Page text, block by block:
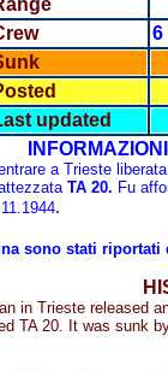
6
updated
INFORMAZIONI
a Trieste
TA 20. Fu
.
stati riportati dal
in Trieste released
TA 20. It was sunk